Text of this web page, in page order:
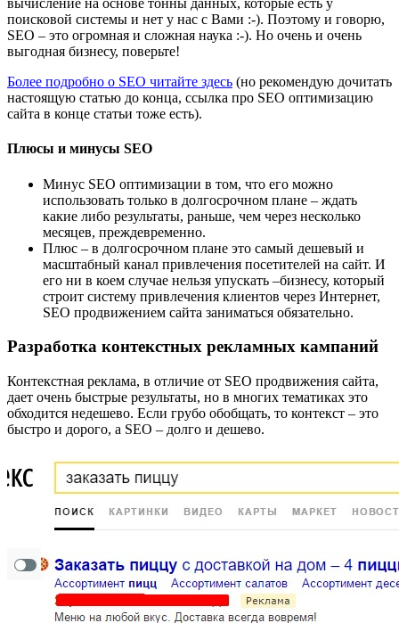
вычисление на основе тонны данных, которые есть у
поисковой системы и нет у нас с Вами :-). Поэтому и говорю,
SEO – это огромная и сложная наука :-). Но очень и очень
выгодная бизнесу, поверьте!
Более подробно о SEO читайте здесь (но рекомендую дочитать
настоящую статью до конца, ссылка про SEO оптимизацию
сайта в конце статьи тоже есть).
Плюсы и минусы SEO
Минус SEO оптимизации в том, что его можно
использовать только в долгосрочном плане – ждать
какие либо результаты, раньше, чем через несколько
месяцев, преждевременно.
Плюс – в долгосрочном плане это самый дешевый и
масштабный канал привлечения посетителей на сайт. И
его ни в коем случае нельзя упускать –бизнесу, который
строит систему привлечения клиентов через Интернет,
SEO продвижением сайта заниматься обязательно.
Разработка контекстных рекламных кампаний
Контекстная реклама, в отличие от SEO продвижения сайта,
дает очень быстрые результаты, но в многих тематиках это
обходится недешево. Если грубо обобщать, то контекст – это
быстро и дорого, а SEO – долго и дешево.